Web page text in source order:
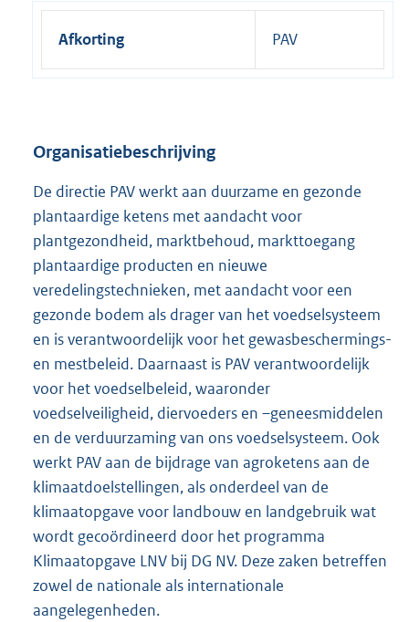
Afkorting PAV
Organisatiebeschrijving
De directie PAV werkt aan duurzame en gezonde
plantaardige ketens met aandacht voor
plantgezondheid, marktbehoud, markttoegang
plantaardige producten en nieuwe
veredelingstechnieken, met aandacht voor een
gezonde bodem als drager van het voedselsysteem
en is verantwoordelijk voor het gewasbeschermings-
en mestbeleid. Daarnaast is PAV verantwoordelijk
voor het voedselbeleid, waaronder
voedselveiligheid, diervoeders en –geneesmiddelen
en de verduurzaming van ons voedselsysteem. Ook
werkt PAV aan de bijdrage van agroketens aan de
klimaatdoelstellingen, als onderdeel van de
klimaatopgave voor landbouw en landgebruik wat
wordt gecoördineerd door het programma
Klimaatopgave LNV bij DG NV. Deze zaken betreffen
zowel de nationale als internationale
aangelegenheden.